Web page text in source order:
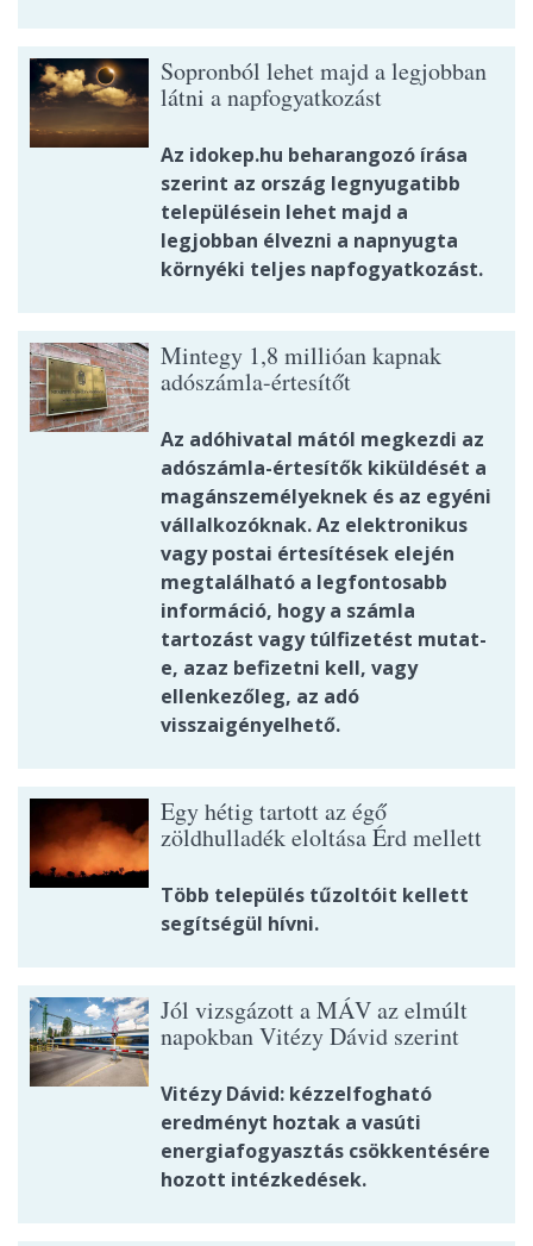
Sopronból lehet majd a legjobban
látni a napfogyatkozást
Az idokep.hu beharangozó írása
szerint az ország legnyugatibb
településein lehet majd a
legjobban élvezni a napnyugta
környéki teljes napfogyatkozást.
Mintegy 1,8 millióan kapnak
adószámla-értesítőt
Az adóhivatal mától megkezdi az
adószámla-értesítők kiküldését a
magánszemélyeknek és az egyéni
vállalkozóknak. Az elektronikus
vagy postai értesítések elején
megtalálható a legfontosabb
információ, hogy a számla
tartozást vagy túlfizetést mutat-
e, azaz befizetni kell, vagy
ellenkezőleg, az adó
visszaigényelhető.
Egy hétig tartott az égő
zöldhulladék eloltása Érd mellett
Több település tűzoltóit kellett
segítségül hívni.
Jól vizsgázott a MÁV az elmúlt
napokban Vitézy Dávid szerint
Vitézy Dávid: kézzelfogható
eredményt hoztak a vasúti
energiafogyasztás csökkentésére
hozott intézkedések.